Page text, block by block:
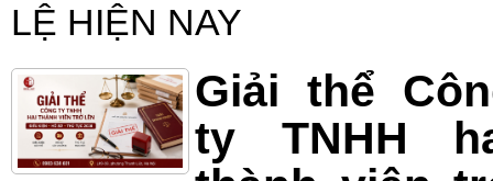
LỆ HIỆN NAY
Giải thể
ty TNHH